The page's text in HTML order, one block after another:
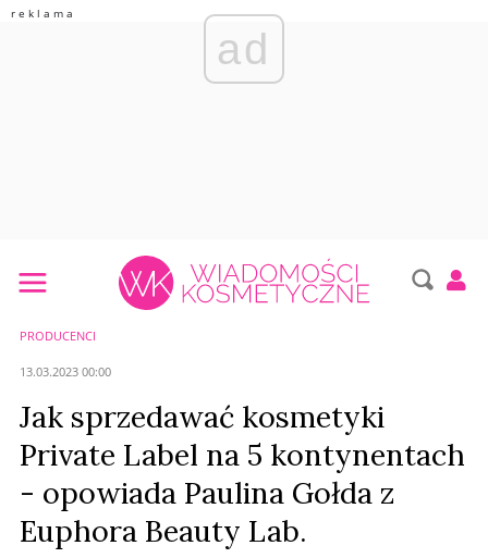
ad
PRODUCENCI
13.03.2023 00:00
Jak sprzedawać kosmetyki
Private Label na 5 kontynentach
- opowiada Paulina Gołda z
Euphora Beauty Lab.